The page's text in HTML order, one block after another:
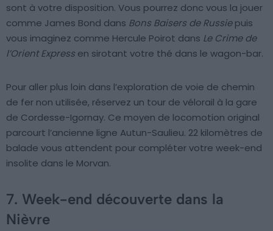
sont à votre disposition. Vous pourrez donc vous la jouer
comme James Bond dans Bons Baisers de Russiepuis
vous imaginez comme Hercule Poirot dans Le Crime de
l’Orient Express en sirotant votre thé dans le wagon-bar.
Pour aller plus loin dans l’exploration de voie de chemin
de fer non utilisée, réservez un tour de vélorail à la gare
de Cordesse-Igornay. Ce moyen de locomotion original
parcourt l’ancienne ligne Autun-Saulieu. 22 kilomètres de
balade vous attendent pour compléter votre week-end
insolite dans le Morvan.
7. Week-end découverte dans la
Nièvre